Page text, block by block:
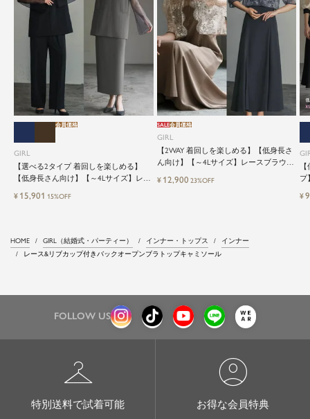
GIRL
【選べる2タイプ 着回しを楽しめる】
【低身長さん向け】【～4Lサイズ】レイ
カートorワイドパンツセットアップロン
会員価格
¥ 15,901 15%OFF
GIRL
【2WAY 着回しを楽しめる】【低身長さ
ん向け】【～4Lサイズ】レースブラウス
ング結婚式ワンピース
SALE会員価格
¥ 12,900 23%OFF
プ
¥
HOME GIRL（結婚式・パーティー） インナー・トップス
インナー
レース&リブカップ付きバックオープンブラトップキャミソール
FOLLOW US
checkroom
特別送料で試着可能
account_circle
お得な会員特典